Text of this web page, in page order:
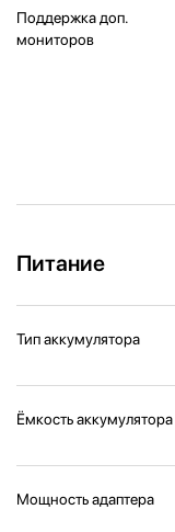
Поддержка доп.
мониторов
Питание
Тип аккумулятора
Ёмкость аккумулятора
Мощность адаптера